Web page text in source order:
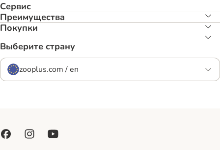
Сервис
Преимуществa
Покупки
Выберите страну
zooplus.com / en